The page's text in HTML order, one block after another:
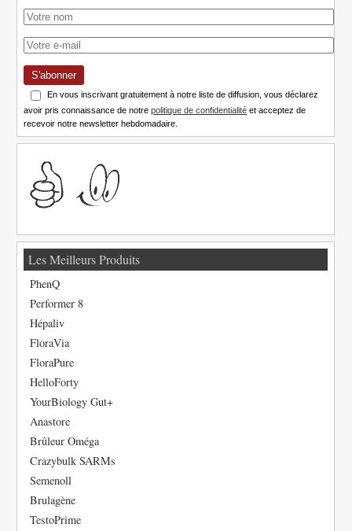
S'abonner
En vous inscrivant gratuitement à notre liste de diffusion, vous déclarez
avoir pris connaissance de notrepolitique de confidentialité et acceptez de
recevoir notre newsletter hebdomadaire.
Les Meilleurs Produits
PhenQ
Performer 8
Hépaliv
FloraVia
FloraPure
HelloForty
YourBiology Gut+
Anastore
Brûleur Oméga
Crazybulk SARMs
Semenoll
Brulagène
TestoPrime